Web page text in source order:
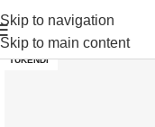
Skip to navigation
Skip to main content
TÜKENDI